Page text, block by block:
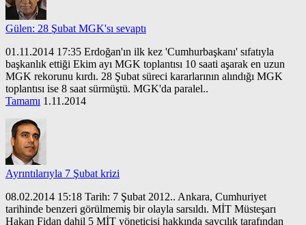
Gülen: 28 Şubat MGK'sı sevaptı
01.11.2014 17:35 Erdoğan'ın ilk kez 'Cumhurbaşkanı' sıfatıyla
başkanlık ettiği Ekim ayı MGK toplantısı 10 saati aşarak en uzun
MGK rekorunu kırdı. 28 Şubat süreci kararlarının alındığı MGK
toplantısı ise 8 saat sürmüştü. MGK'da paralel..
Tamamı 1.11.2014
Ayrıntılarıyla 7 Şubat krizi
08.02.2014 15:18 Tarih: 7 Şubat 2012.. Ankara, Cumhuriyet
tarihinde benzeri görülmemiş bir olayla sarsıldı. MİT Müsteşarı
Hakan Fidan dahil 5 MİT yöneticisi hakkında savcılık tarafından